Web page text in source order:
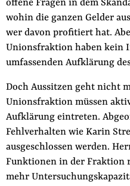
offene Fragen in dem
wohin die ganzen Gelder
wer davon profitiert hat.
Unionsfraktion haben kein
umfassenden Aufklärung
Doch Aussitzen geht nicht
Unionsfraktion müssen
Aufklärung eintreten.
Fehlverhalten wie Karin
ausgeschlossen werden.
Funktionen in der Fraktion
mehr